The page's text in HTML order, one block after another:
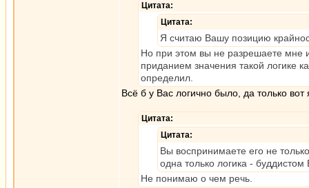
Цитата:
Цитата:
Я считаю Вашу позицию
Но при этом вы не разрешаете мне
приданием значения такой логике
определил.
Всё б у Вас логично было, да только
Цитата:
Цитата:
Вы воспринимаете его не
одна только логика -
Не понимаю о чем речь.